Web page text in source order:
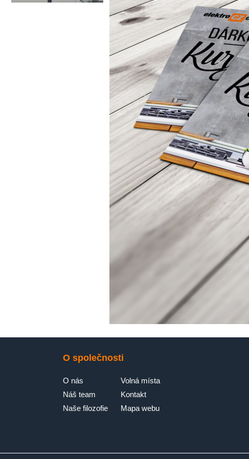
O společnosti
O nás
Náš team
Naše filozofie
Volná místa
Kontakt
Mapa webu